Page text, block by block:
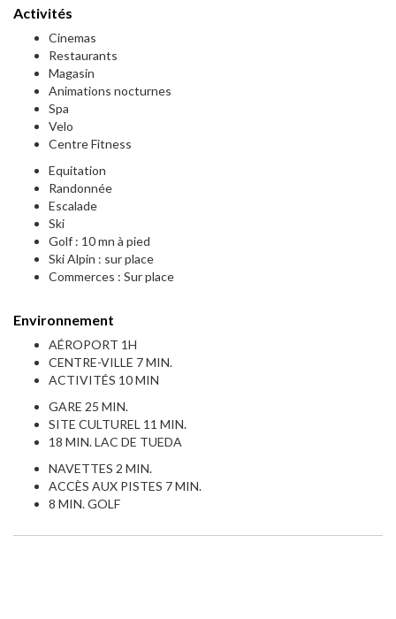
Activités
Cinemas
Restaurants
Magasin
Animations nocturnes
Spa
Velo
Centre Fitness
Equitation
Randonnée
Escalade
Ski
Golf : 10 mn à pied
Ski Alpin : sur place
Commerces : Sur place
Environnement
AÉROPORT 1H
CENTRE-VILLE 7 MIN.
ACTIVITÉS 10 MIN
GARE 25 MIN.
SITE CULTUREL 11 MIN.
18 MIN. LAC DE TUEDA
NAVETTES 2 MIN.
ACCÈS AUX PISTES 7 MIN.
8 MIN. GOLF